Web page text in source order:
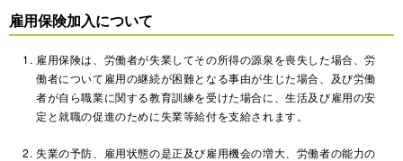
雇用保険加入について
雇用保険は、労働者が失業してその所得の源泉を喪失した場合、労
働者について雇用の継続が困難となる事由が生じた場合、及び労働
者が自ら職業に関する教育訓練を受けた場合に、生活及び雇用の安
定と就職の促進のために失業等給付を支給されます。
失業の予防、雇用状態の是正及び雇用機会の増大、労働者の能力の